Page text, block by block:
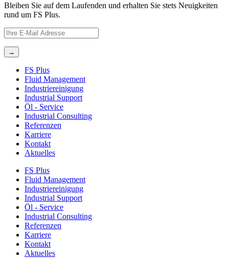
Bleiben Sie auf dem Laufenden und erhalten Sie stets Neuigkeiten
rund um FS Plus.
FS Plus
Fluid Management
Industriereinigung
Industrial Support
Öl ‐ Service
Industrial Consulting
Referenzen
Karriere
Kontakt
Aktuelles
FS Plus
Fluid Management
Industriereinigung
Industrial Support
Öl ‐ Service
Industrial Consulting
Referenzen
Karriere
Kontakt
Aktuelles